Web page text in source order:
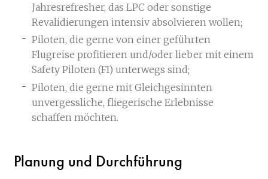
Jahresrefresher, das LPC oder sonstige
Revalidierungen intensiv absolvieren wollen;
Piloten, die gerne von einer geführten
Flugreise profitieren und/oder lieber mit einem
Safety Piloten (FI) unterwegs sind;
Piloten, die gerne mit Gleichgesinnten
unvergessliche, fliegerische Erlebnisse
schaffen möchten.
Planung und Durchführung